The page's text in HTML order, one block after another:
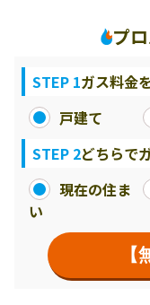
プ
STEP 1ガス料金
戸建て
STEP 2どちらで
現在の住ま
い